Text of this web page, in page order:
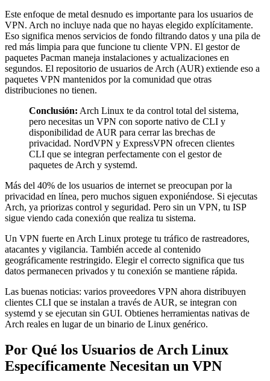
Este enfoque de metal desnudo es importante para los usuarios de
VPN. Arch no incluye nada que no hayas elegido explícitamente.
Eso significa menos servicios de fondo filtrando datos y una pila de
red más limpia para que funcione tu cliente VPN. El gestor de
paquetes Pacman maneja instalaciones y actualizaciones en
segundos. El repositorio de usuarios de Arch (AUR) extiende eso a
paquetes VPN mantenidos por la comunidad que otras
distribuciones no tienen.
Conclusión: Arch Linux te da control total del sistema,
pero necesitas un VPN con soporte nativo de CLI y
disponibilidad de AUR para cerrar las brechas de
privacidad. NordVPN y ExpressVPN ofrecen clientes
CLI que se integran perfectamente con el gestor de
paquetes de Arch y systemd.
Más del 40% de los usuarios de internet se preocupan por la
privacidad en línea, pero muchos siguen exponiéndose. Si ejecutas
Arch, ya priorizas control y seguridad. Pero sin un VPN, tu ISP
sigue viendo cada conexión que realiza tu sistema.
Un VPN fuerte en Arch Linux protege tu tráfico de rastreadores,
atacantes y vigilancia. También accede al contenido
geográficamente restringido. Elegir el correcto significa que tus
datos permanecen privados y tu conexión se mantiene rápida.
Las buenas noticias: varios proveedores VPN ahora distribuyen
clientes CLI que se instalan a través de AUR, se integran con
systemd y se ejecutan sin GUI. Obtienes herramientas nativas de
Arch reales en lugar de un binario de Linux genérico.
Por Qué los Usuarios de Arch Linux
Específicamente Necesitan un VPN